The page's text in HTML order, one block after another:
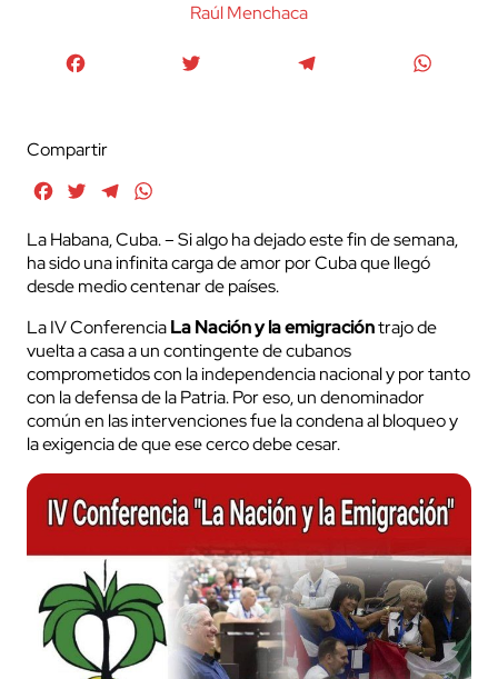
Raúl Menchaca
Compartir
FacebookTwitterTelegram
La Habana, Cuba. – Si algo ha dejado este fin de semana,
ha sido una infinita carga de amor por Cuba que llegó
desde medio centenar de países.
La IV ConferenciaLa Nación y la emigracióntrajo de
vuelta a casa a un contingente de cubanos
comprometidos con la independencia nacional y por tanto
con la defensa de la Patria. Por eso, un denominador
común en las intervenciones fue la condena al bloqueo y
la exigencia de que ese cerco debe cesar.